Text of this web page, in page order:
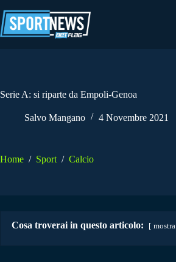
al
contenuto
Serie A: si riparte da Empoli-Genoa
Salvo Mangano 4 Novembre 2021
Home / Sport / Calcio
Cosa troverai in questo articolo: mostra